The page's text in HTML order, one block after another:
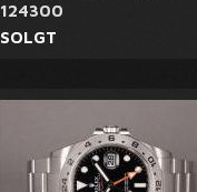
124300
SOLGT